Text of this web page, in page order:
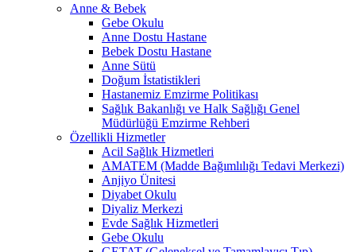
Anne & Bebek
Gebe Okulu
Anne Dostu Hastane
Bebek Dostu Hastane
Anne Sütü
Doğum İstatistikleri
Hastanemiz Emzirme Politikası
Sağlık Bakanlığı ve Halk Sağlığı Genel
Müdürlüğü Emzirme Rehberi
Özellikli Hizmetler
Acil Sağlık Hizmetleri
AMATEM (Madde Bağımlılığı Tedavi Merkezi)
Anjiyo Ünitesi
Diyabet Okulu
Diyaliz Merkezi
Evde Sağlık Hizmetleri
Gebe Okulu